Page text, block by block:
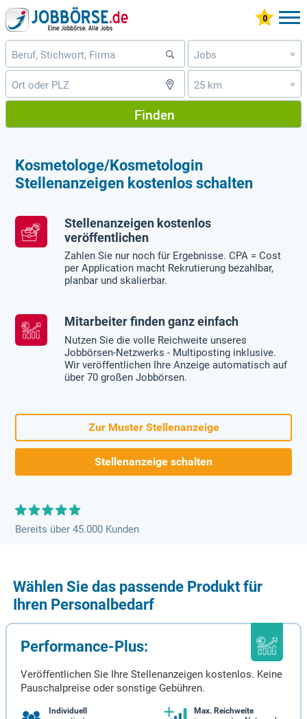
Jobs »
25 km »
Finden
Kosmetologe/Kosmetologin
Stellenanzeigen kostenlos schalten
Stellenanzeigen kostenlos
veröffentlichen
Zahlen Sie nur noch für Ergebnisse. CPA = Cost
per Application macht Rekrutierung bezahlbar,
planbar und skalierbar.
Mitarbeiter finden ganz einfach
Nutzen Sie die volle Reichweite unseres
Jobbörsen-Netzwerks - Multiposting inklusive.
Wir veröffentlichen Ihre Anzeige automatisch auf
über 70 großen Jobbörsen.
Zur Muster Stellenanzeige
Stellenanzeige schalten
Bereits über 45.000 Kunden
Wählen Sie das passende Produkt für
Ihren Personalbedarf
Performance-Plus:
Veröffentlichen Sie Ihre Stellenanzeigen kostenlos. Keine
Pauschalpreise oder sonstige Gebühren.
Individuell
Max. Reichweite